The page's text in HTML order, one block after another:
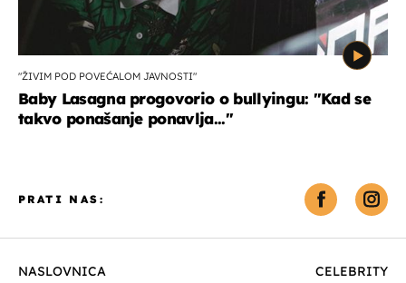
"ŽIVIM POD POVEĆALOM JAVNOSTI"
Baby Lasagna progovorio o bullyingu: "Kad se
takvo ponašanje ponavlja..."
NASLOVNICA
CELEBRITY
PRATI NAS: